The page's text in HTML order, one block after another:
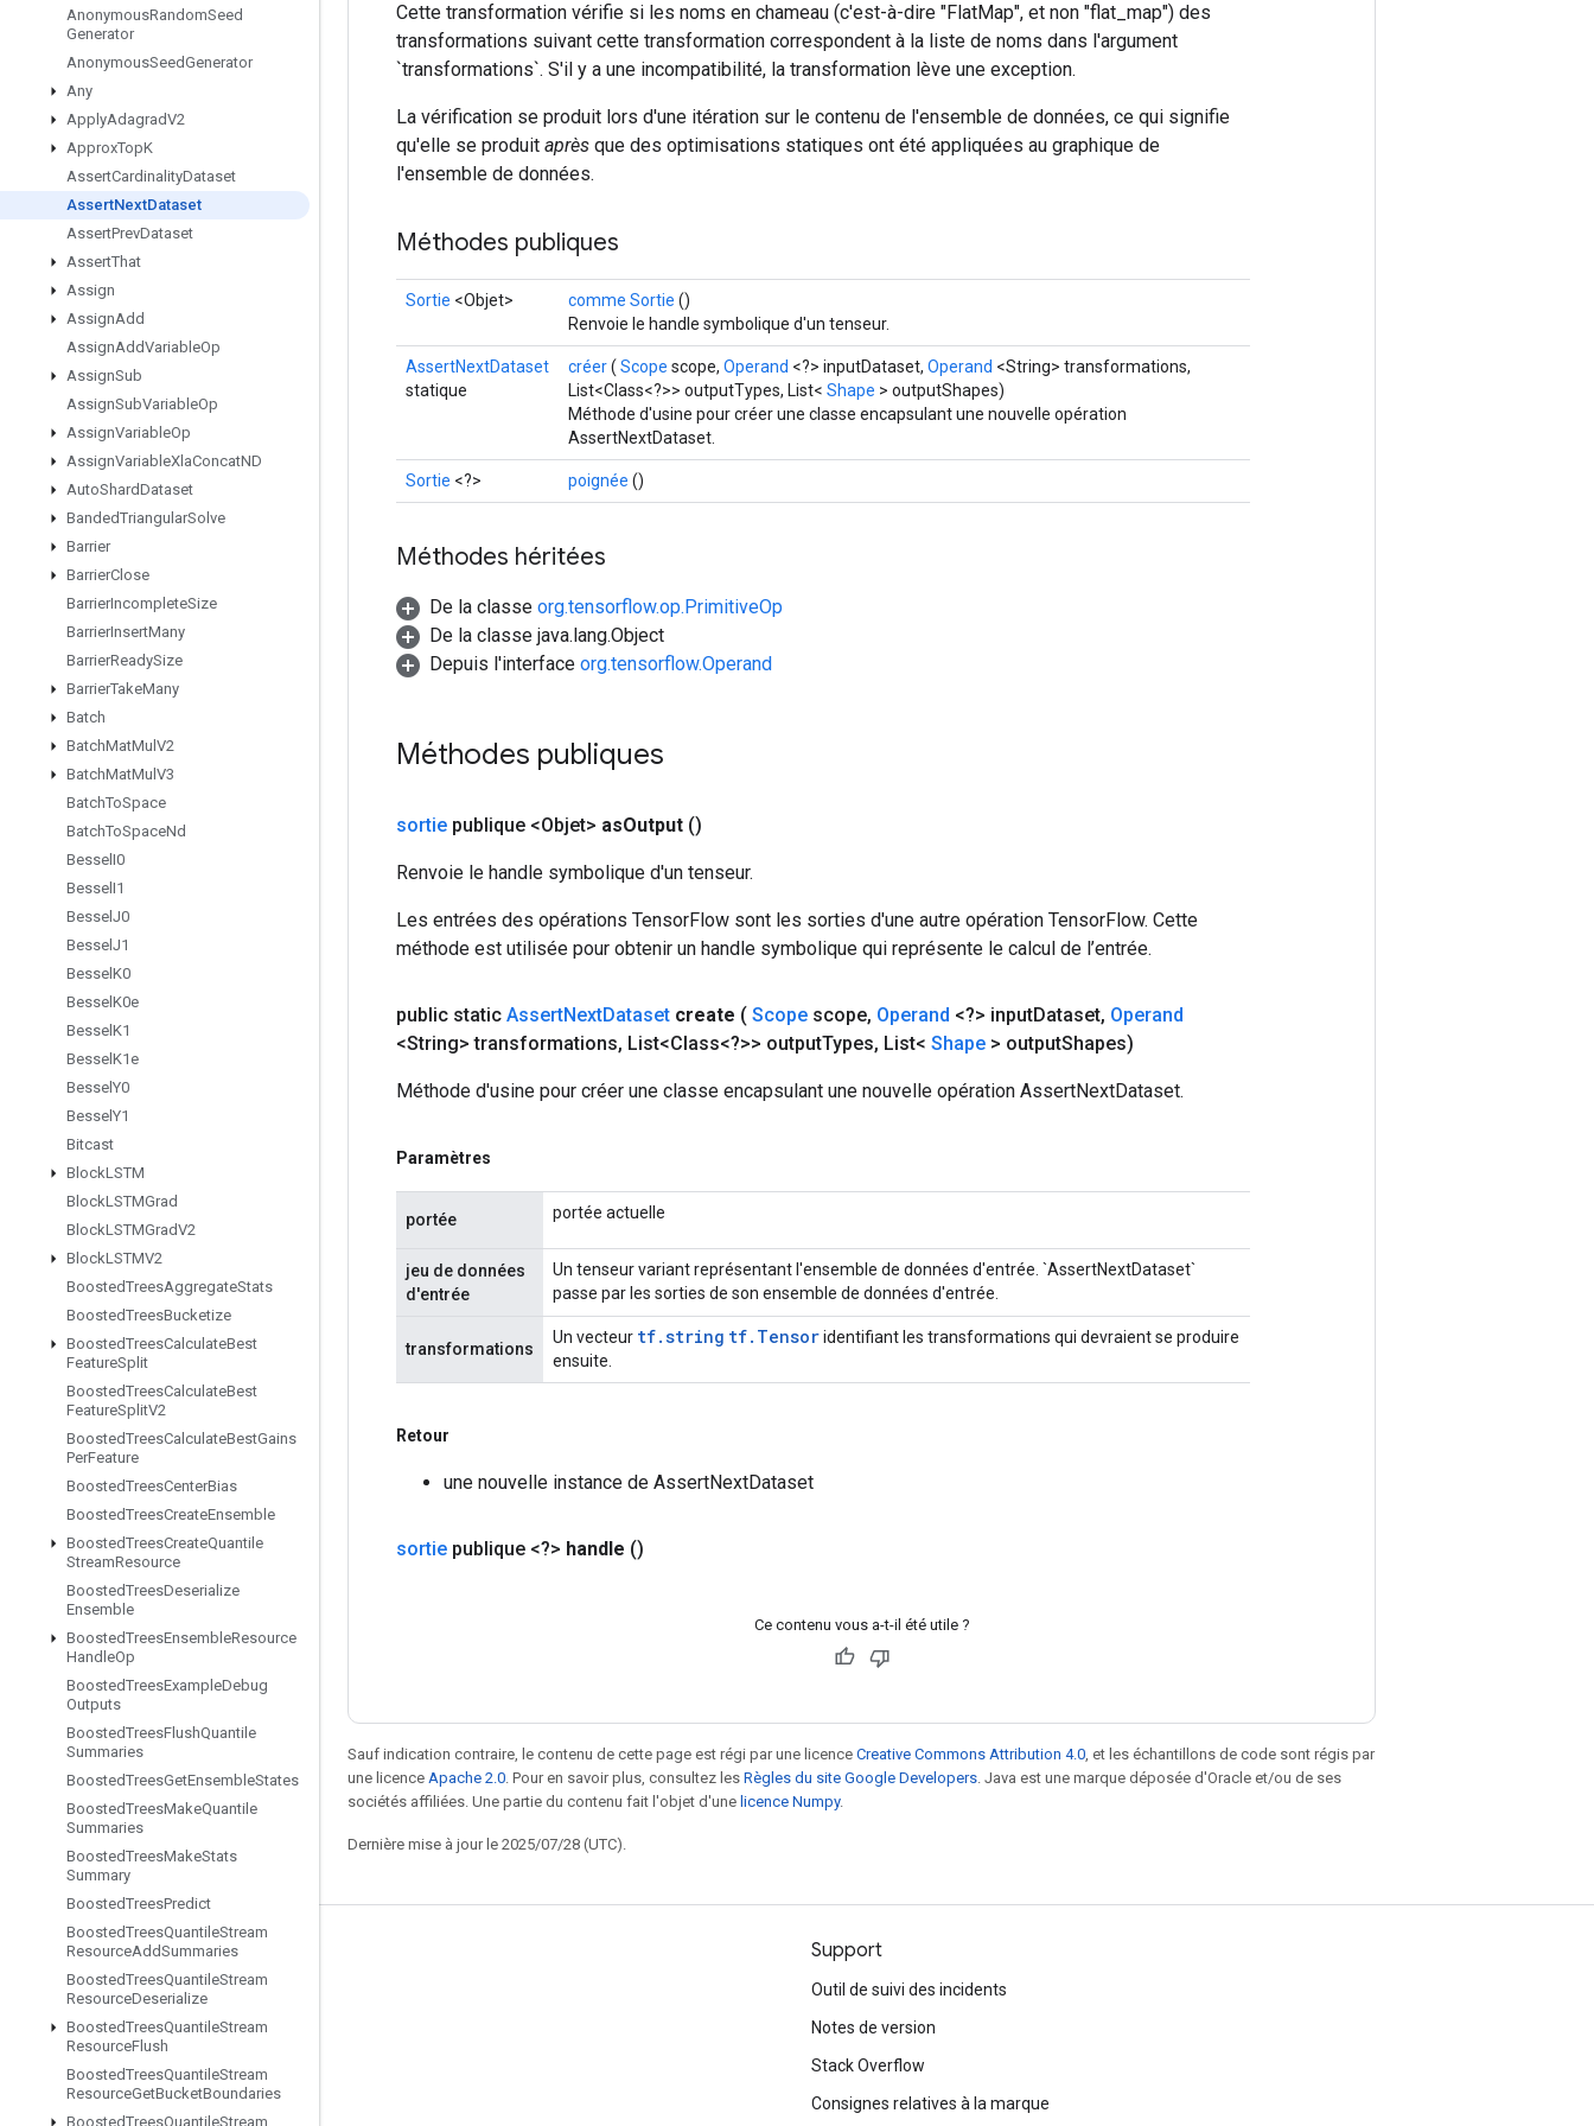
AnonymousRandomSeed
Generator
AnonymousSeedGenerator
Any
ApplyAdagradV2
ApproxTopK
AssertCardinalityDataset
AssertNextDataset
AssertPrevDataset
AssertThat
Assign
AssignAdd
AssignAddVariableOp
AssignSub
AssignSubVariableOp
AssignVariableOp
AssignVariableXlaConcatND
AutoShardDataset
BandedTriangularSolve
Barrier
BarrierClose
BarrierIncompleteSize
BarrierInsertMany
BarrierReadySize
BarrierTakeMany
Batch
BatchMatMul V2
BatchMatMul V3
BatchToSpace
BatchToSpaceNd
Bessel I0
Bessel I1
Bessel J0
Bessel J1
Bessel K0
Bessel K0e
Bessel K1
Bessel K1e
Bessel Y0
Bessel Y1
Bitcast
BlockLSTM
BlockLSTMGrad
BlockLSTMGradV2
BlockLSTMV2
BoostedTreesAggregateStats
BoostedTreesBucketize
BoostedTreesCalculateBest
FeatureSplit
BoostedTreesCalculateBest
FeatureSplitV2
BoostedTreesCalculateBestGains
PerFeature
BoostedTreesCenterBias
BoostedTreesCreateEnsemble
BoostedTreesCreateQuantile
StreamResource
BoostedTreesDeserialize
Ensemble
BoostedTreesEnsembleResource
HandleOp
BoostedTreesExampleDebug
Outputs
BoostedTreesFlushQuantile
Summaries
BoostedTreesGetEnsembleStates
BoostedTreesMakeQuantile
Summaries
BoostedTreesMakeStats
Summary
BoostedTreesPredict
BoostedTreesQuantileStream
ResourceAddSummaries
BoostedTreesQuantileStream
ResourceDeserialize
BoostedTreesQuantileStream
ResourceFlush
BoostedTreesQuantileStream
ResourceGetBucketBoundaries
BoostedTreesQuantileStream
Cette transformation vérifie si les noms en chameau (c'est-à-dire "FlatMap", et non "flat_map") des
transformations suivant cette transformation correspondent à la liste de noms dans l'argument
`transformations`. S'il y a une incompatibilité, la transformation lève une exception.
La vérification se produit lors d'une itération sur le contenu de l'ensemble de données, ce qui signifie
qu'elle se produit après que des optimisations statiques ont été appliquées au graphique de
l'ensemble de données.
Méthodes publiques
Sortie <Objet> comme Sortie ()
Renvoie le handle symbolique d'un tenseur.
AssertNextDataset
statique
créer( Scope scope, Operand <?> inputDataset, Operand <String> transformations,
List<Class<?>> outputTypes, List< Shape > outputShapes)
Méthode d'usine pour créer une classe encapsulant une nouvelle opération
AssertNextDataset.
Sortie <?> poignée ()
Méthodes héritées
De la classe org.tensorflow.op.PrimitiveOp
De la classe java.lang.Object
Depuis l'interface org.tensorflow.Operand
Méthodes publiques
sortie publique <Objet> asOutput ()
Renvoie le handle symbolique d'un tenseur.
Les entrées des opérations TensorFlow sont les sorties d'une autre opération TensorFlow. Cette
méthode est utilisée pour obtenir un handle symbolique qui représente le calcul de l’entrée.
public static AssertNextDataset create ( Scope scope, Operand <?> inputDataset, Operand
<String> transformations, List<Class<?>> outputTypes, List< Shape > outputShapes)
Méthode d'usine pour créer une classe encapsulant une nouvelle opération AssertNextDataset.
Paramètres
portée portée actuelle
jeu de données
d'entrée
Un tenseur variant représentant l'ensemble de données d'entrée. `AssertNextDataset`
passe par les sorties de son ensemble de données d'entrée.
transformations
Un vecteur tf.string tf.Tensoridentifiant les transformations qui devraient se produire
ensuite.
Retour
une nouvelle instance de AssertNextDataset
sortie publique <?> handle ()
Ce contenu vous a-t-il été utile ?
Sauf indication contraire, le contenu de cette page est régi par une licence Creative Commons Attribution 4.0 , et les échantillons de code sont régis par
une licence Apache 2.0 . Pour en savoir plus, consultez les Règles du site Google Developers . Java est une marque déposée d'Oracle et/ou de ses
sociétés affiliées. Une partie du contenu fait l'objet d'une licence Numpy.
Dernière mise à jour le 2025/07/28 (UTC).
Rester connecté
Forum
GitHub
Twitter
Support
Outil de suivi des incidents
Notes de version
Stack Overflow
Consignes relatives à la marque